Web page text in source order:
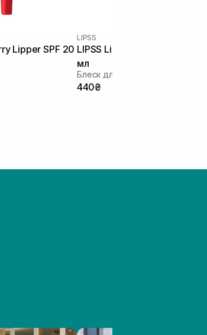
Lipper SPF 20
LIPSS
LIPSS Lipper Cherry Lip
мл
Блеск для губ
440₴